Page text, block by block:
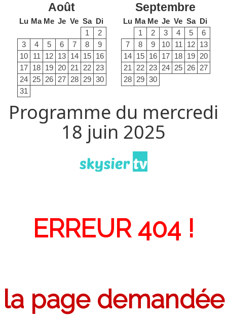
Août
Lu Ma Me Je Ve Sa Di
1
2
3
4 5 6 7 8
9
10
11 12 13 14 15 16
17 18 19 20 21 22 23
24 25 26 27 28 29 30
31
Septembre
Lu Ma Me Je Ve Sa Di
1
2 3 4 5
6
7
8 9 10 11 12 13
14 15 16 17 18 19 20
21
22 23 24 25 26 27
28 29 30
Programme du mercredi
18 juin 2025